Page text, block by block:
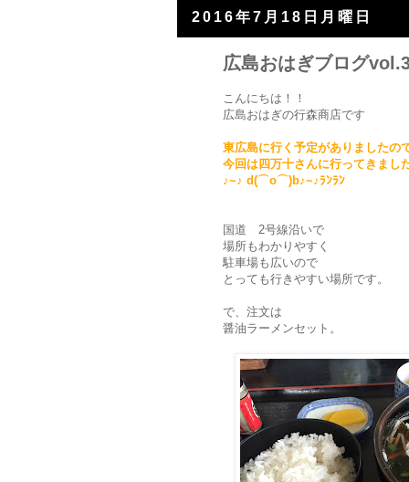
2016年7月18日月曜日
広島おはぎブログ
こんにちは！！
広島おはぎの行森商店です
東広島に行く予定がありましたの
今回は四万十さんに行ってきまし
♪~♪ d(⌒o⌒)b♪~♪ﾗﾝﾗﾝ
国道 2号線沿いで
場所もわかりやすく
駐車場も広いので
とっても行きやすい場所です。
で、注文は
醤油ラーメンセット。